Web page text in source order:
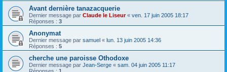
Avant dernière tanazacquerie
Dernier message par Claude le Liseur« ven. 17 juin 2005 18:17
Réponses : 3
Anonymat
Dernier message par samuel « lun. 13 juin 2005 14:36
Réponses : 5
cherche une paroisse Othodoxe
Dernier message par Jean-Serge « sam. 04 juin 2005 11:17
Réponses : 1